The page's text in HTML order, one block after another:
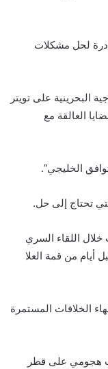
لحل مشكلات
البحرينية على تويتر
العالقة مع
الخليجي”.
تحتاج إلى حل.
اللقاء السري
أيام من قمة العلا
الخلافات المستمرة
هجومي على قطر